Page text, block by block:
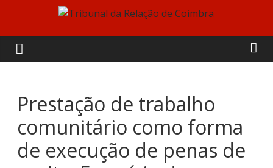
content
Tribunal
da
Relação
de
Prestação de trabalho
comunitário como forma
de execução de penas de